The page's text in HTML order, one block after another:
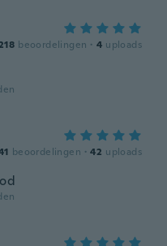
beoordelingen · 4 uploads
beoordelingen · 42 uploads